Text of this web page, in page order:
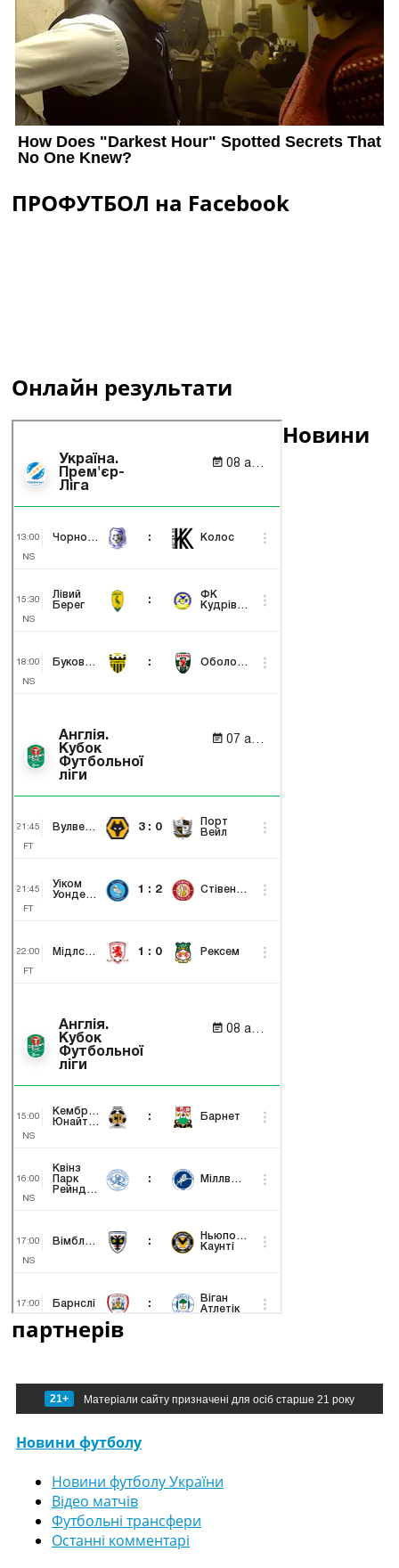
ПРОФУТБОЛ на Facebook
Онлайн результати
Новини
партнерів
21+ Матеріали сайту призначені для осіб старше 21 року
Новини футболу
Новини футболу України
Відео матчів
Футбольні трансфери
Останні комментарі